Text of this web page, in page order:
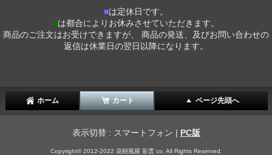
■は定休日です。
■は都合によりお休みさせていただきます。
商品のご注文はお受けできますが、 商品の発送、及びお問い合わせの
返信は休業日の翌日以降になります。
ホーム カート ページ先頭へ
表示切替 : スマートフォン | PC版
Copyright© 2012-2022 花樹風羅 彩雲 co, All Rights Reserved.